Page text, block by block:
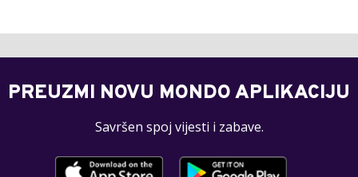
PREUZMI NOVU MONDO APLIKACIJU
Savršen spoj vijesti i zabave.